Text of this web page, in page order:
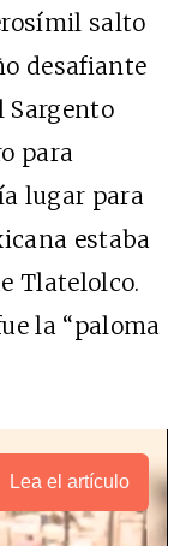
salto
desafiante
Sargento
para
lugar para
estaba
Tlatelolco.
la “paloma
Lea el artículo